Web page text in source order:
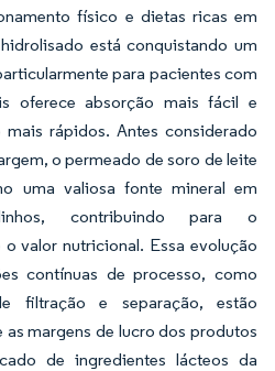
físico e dietas ricas em
está conquistando um
para pacientes com
oferece absorção mais fácil e
rápidos. Antes considerado
o permeado de soro de leite
uma valiosa fonte mineral em
contribuindo para o
valor nutricional. Essa evolução
contínuas de processo, como
filtração e separação, estão
margens de lucro dos produtos
de ingredientes lácteos da